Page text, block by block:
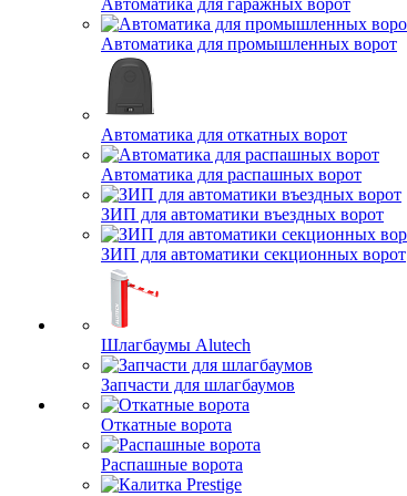
Автоматика для гаражных ворот
Автоматика для промышленных ворот
Автоматика для откатных ворот
Автоматика для распашных ворот
ЗИП для автоматики въездных ворот
ЗИП для автоматики секционных ворот
Шлагбаумы Alutech
Запчасти для шлагбаумов
Откатные ворота
Распашные ворота